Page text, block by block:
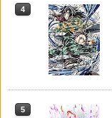
4
5